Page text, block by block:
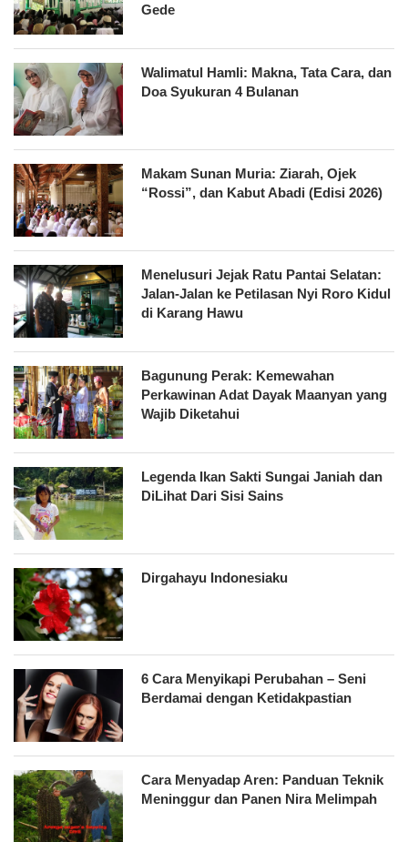
Gede
Walimatul Hamli: Makna, Tata Cara, dan
Doa Syukuran 4 Bulanan
Makam Sunan Muria: Ziarah, Ojek
“Rossi”, dan Kabut Abadi (Edisi 2026)
Menelusuri Jejak Ratu Pantai Selatan:
Jalan-Jalan ke Petilasan Nyi Roro Kidul
di Karang Hawu
Bagunung Perak: Kemewahan
Perkawinan Adat Dayak Maanyan yang
Wajib Diketahui
Legenda Ikan Sakti Sungai Janiah dan
DiLihat Dari Sisi Sains
Dirgahayu Indonesiaku
6 Cara Menyikapi Perubahan – Seni
Berdamai dengan Ketidakpastian
Cara Menyadap Aren: Panduan Teknik
Meninggur dan Panen Nira Melimpah